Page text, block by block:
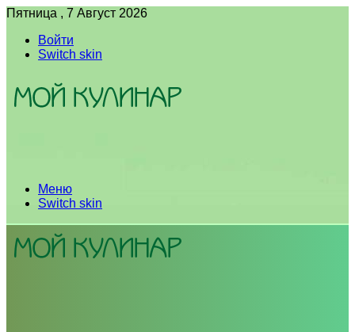
Пятница , 7 Август 2026
Войти
Switch skin
Меню
Switch skin